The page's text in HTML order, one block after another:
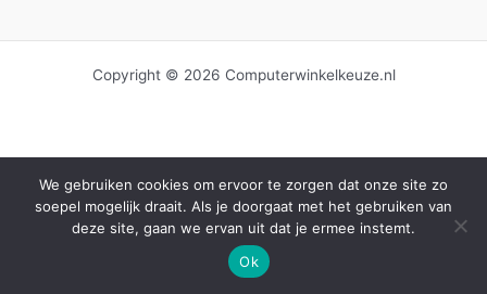
Copyright © 2026 Computerwinkelkeuze.nl
We gebruiken cookies om ervoor te zorgen dat onze site zo
soepel mogelijk draait. Als je doorgaat met het gebruiken van
deze site, gaan we ervan uit dat je ermee instemt.
Ok